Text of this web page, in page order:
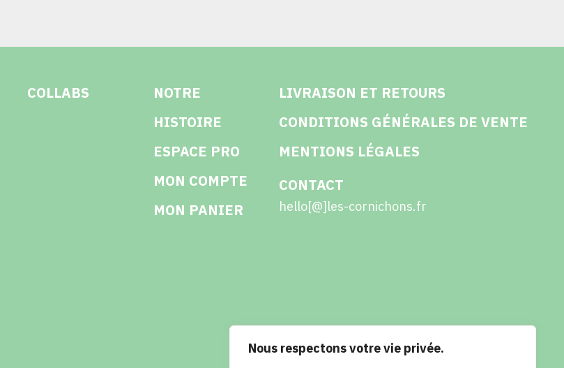
Nous respectons votre vie privée.
COLLABS
NOTRE
HISTOIRE
ESPACE PRO
MON COMPTE
MON PANIER
LIVRAISON ET RETOURS
CONDITIONS GÉNÉRALES DE VENTE
MENTIONS LÉGALES
CONTACT
hello[@]les-cornichons.fr